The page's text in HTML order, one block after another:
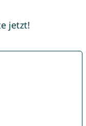
jetzt!